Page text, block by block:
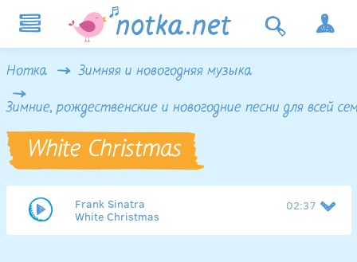
Нотка Зимняя и новогодняя музыка
Зимние, рождественские и новогодние песни для всей
White Christmas
Frank Sinatra
White Christmas
02:37